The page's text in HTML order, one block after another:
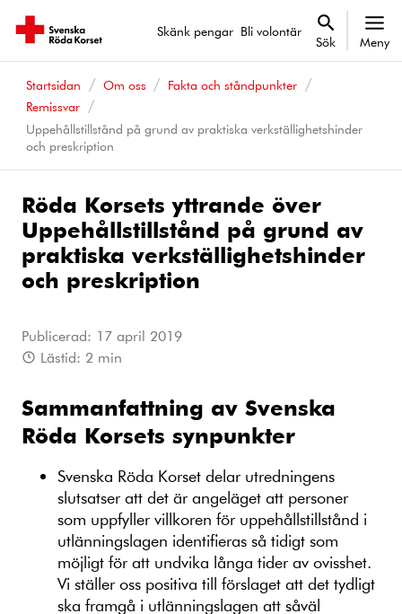
Skänk pengar Bli volontär
Sök Meny
Startsidan Om oss
Fakta och ståndpunkter
Remissvar
Uppehållstillstånd på grund av praktiska verkställighetshinder
och preskription
Röda Korsets yttrande över
Uppehållstillstånd på grund av
praktiska verkställighetshinder
och preskription
Publicerad: 17 april 2019
Lästid: 2 min
Sammanfattning av Svenska
Röda Korsets synpunkter
Svenska Röda Korset delar utredningens
slutsatser att det är angeläget att personer
som uppfyller villkoren för uppehållstillstånd i
utlänningslagen identifieras så tidigt som
möjligt för att undvika långa tider av ovisshet.
Vi ställer oss positiva till förslaget att det tydligt
ska framgå i utlänningslagen att såväl